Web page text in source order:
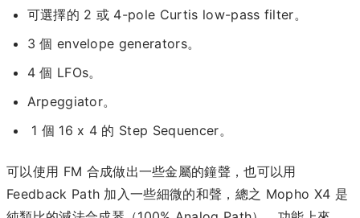
可選擇的 2 或 4-pole Curtis low-pass filter。
3 個 envelope generators。
4 個 LFOs。
Arpeggiator。
1 個 16 x 4 的 Step Sequencer。
可以使用 FM 合成做出一些金屬的鐘聲，也可以用
Feedback Path 加入一些細微的和聲，總之 Mopho X4 是